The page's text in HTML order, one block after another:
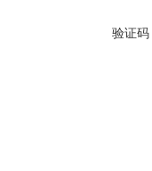
验证码